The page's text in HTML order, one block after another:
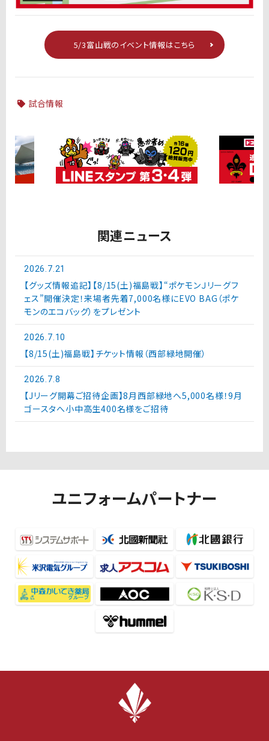
5/3富山戦のイベント情報はこちら
試合情報
関連ニュース
2026.7.21
【グッズ情報追記】【8/15(土)福島戦】“ポケモンＪリーグフ
ェス”開催決定！来場者先着7,000名様にEVO BAG（ポケ
モンのエコバッグ）をプレゼント
2026.7.10
【8/15(土)福島戦】チケット情報（西部緑地開催）
2026.7.8
【Jリーグ開幕ご招待企画】8月西部緑地へ5,000名様！9月
ゴースタへ小中高生400名様をご招待
ユニフォームパートナー